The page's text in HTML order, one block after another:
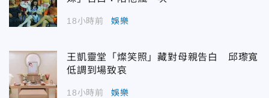
18小時前 娛樂
王凱靈堂「燦笑照」藏對母親告白 邱瓈寬
低調到場致哀
18小時前 娛樂